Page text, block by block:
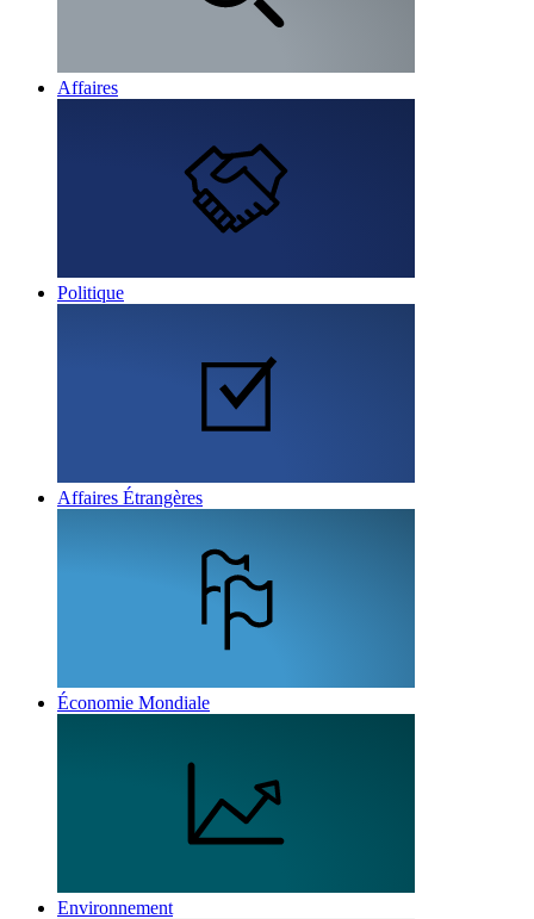
Affaires
Politique
Affaires Étrangères
Économie Mondiale
Environnement